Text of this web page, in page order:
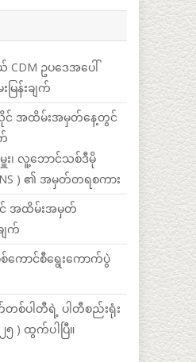
CDM ဥပဒေအပေါ်
ြန်းချက်
လိုင် အထိမ်းအမှတ်နေ့တွင်
၊ လူ့ဘောင်သစ်ဒီမို
) ၏ အမှတ်တရစကား
င် အထိမ်းအမှတ်
ျက်
ကောင်စီရွေးကောက်ပွဲ
ပါတီရဲ့ ပါတီစည်းရုံး
၅ ) ထွက်ပါပြီ။